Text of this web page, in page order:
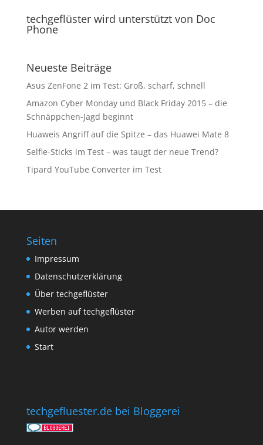
techgeflüster wird unterstützt von Doc
Phone
Neueste Beiträge
Asus ZenFone 2 im Test: Groß, scharf, schnell
Amazon Cyber Monday und Black Friday 2015 – die
Schnäppchen-Jagd beginnt
Huaweis Angriff auf die Spitze – das Huawei Mate 8
Selfie-Sticks im Test – was taugt der neue Trend?
Tipard YouTube Converter im Test
Seiten
Impressum
Datenschutzerklärung
Über techgeflüster
Werben auf techgeflüster
Autor werden
Start
techgefluester.de bei Bloggerei